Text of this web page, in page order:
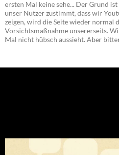
ersten Mal keine sehe... Der Grund
unser Nutzer zustimmt, dass wir
zeigen, wird die Seite wieder normal
Vorsichtsmaßnahme unsererseits.
Mal nicht hübsch aussieht. Aber